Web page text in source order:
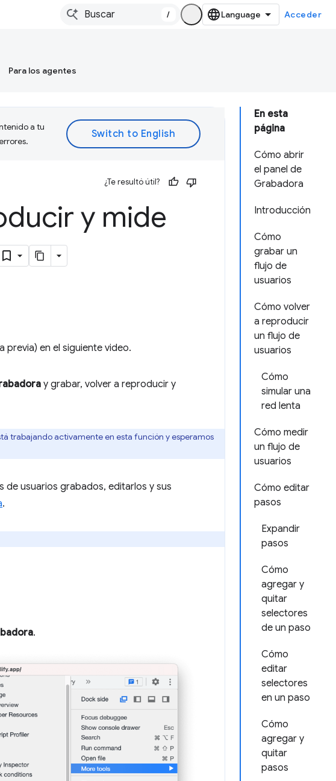
/ Acceder
Para los agentes
En esta
página
Cómo abrir
el panel de
Grabadora
Introducción
Cómo
grabar un
flujo de
usuarios
Cómo volver
a reproducir
un flujo de
usuarios
Cómo
simular una
red lenta
Cómo medir
un flujo de
usuarios
Cómo editar
pasos
Expandir
pasos
Cómo
agregar y
quitar
selectores
de un paso
Cómo
editar
selectores
en un paso
Cómo
agregar y
quitar
pasos
a tu
¿Te resultó útil?
y mide
previa) en el siguiente video.
y grabar, volver a reproducir y
trabajando activamente en esta función y esperamos
usuarios grabados, editarlos y sus
.
.